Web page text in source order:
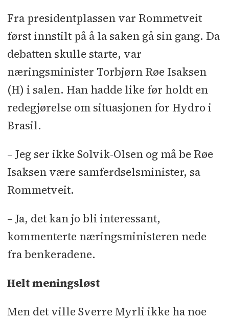
Fra presidentplassen var Rommetveit
først innstilt på å la saken gå sin gang. Da
debatten skulle starte, var
næringsminister Torbjørn Røe Isaksen
(H) i salen. Han hadde like før holdt en
redegjørelse om situasjonen for Hydro i
Brasil.
– Jeg ser ikke Solvik-Olsen og må be Røe
Isaksen være samferdselsminister, sa
Rommetveit.
– Ja, det kan jo bli interessant,
kommenterte næringsministeren nede
fra benkeradene.
Helt meningsløst
Men det ville Sverre Myrli ikke ha noe